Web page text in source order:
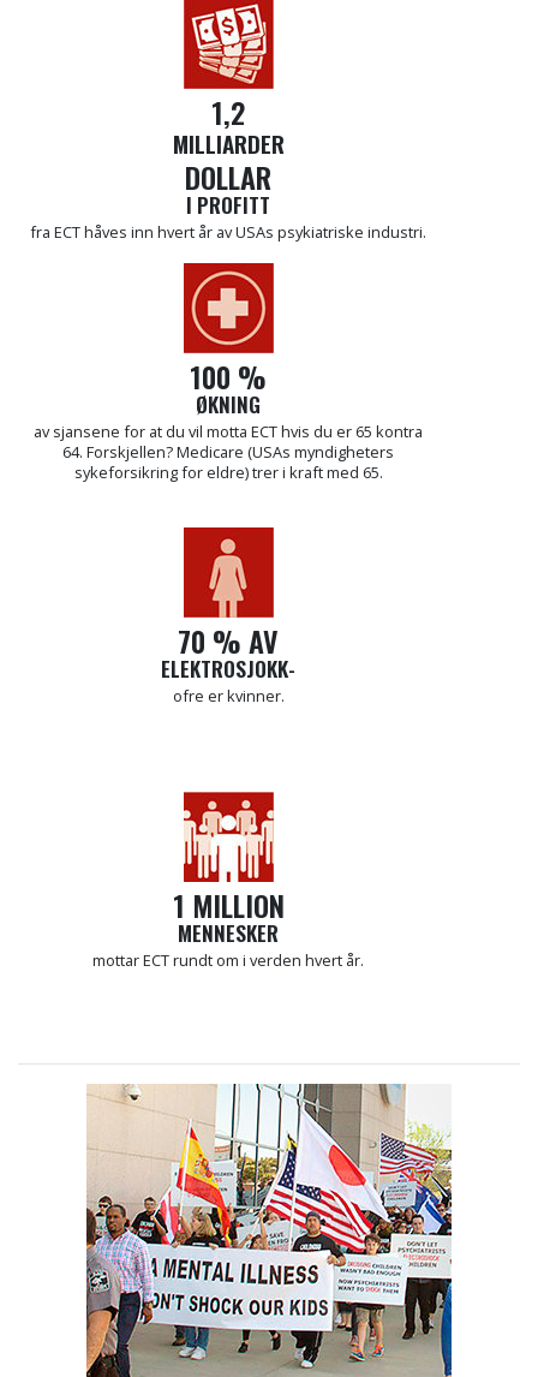
1,2
MILLIARDER
DOLLAR
I PROFITT
fra ECT håves inn hvert år av USAs psykiatriske industri.
100 %
ØKNING
av sjansene for at du vil motta ECT hvis du er 65 kontra
64. Forskjellen? Medicare (USAs myndigheters
sykeforsikring for eldre) trer i kraft med 65.
70 % AV
ELEKTROSJOKK-
ofre er kvinner.
1 MILLION
MENNESKER
mottar ECT rundt om i verden hvert år.